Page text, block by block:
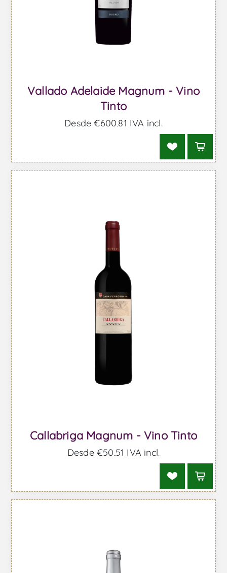
Vallado Adelaide Magnum - Vino
Tinto
Desde €600,81 IVA incl.
Callabriga Magnum - Vino Tinto
Desde €50,51 IVA incl.